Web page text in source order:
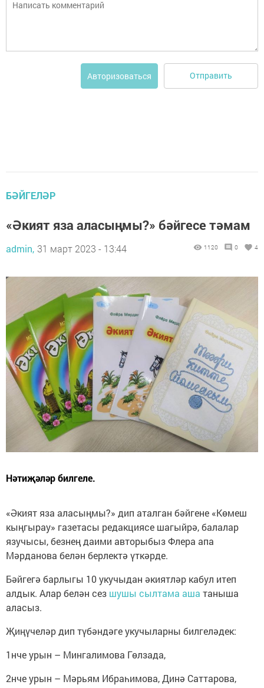
Авторизоваться Отправить
БӘЙГЕЛӘР
«Әкият яза аласыңмы?» бәйгесе тәмам
admin, 31 март 2023 - 13:44 1120 0 4
Нәтиҗәләр билгеле.
«Әкият яза аласыңмы?» дип аталган бәйгене «Көмеш
кыңгырау» газетасы редакциясе шагыйрә, балалар
язучысы, безнең даими авторыбыз Флера апа
Мәрданова белән берлектә үткәрде.
Бәйгегә барлыгы 10 укучыдан әкиятләр кабул итеп
алдык. Алар белән сез шушы сылтама аша таныша
аласыз.
Җиңүчеләр дип түбәндәге укучыларны билгеләдек:
1нче урын – Мингалимова Гөлзада,
2нче урын – Мәрьям Ибраһимова, Динә Саттарова,